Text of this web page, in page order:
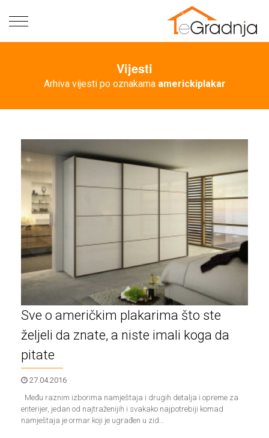
Zakonska
regulativa
Akcije
Artikli
Pojmovnik
O
nama
Uslovi
koristenja
Kontakt
Vijesti
Arhiva vijesti po oznakama americkiplakar
Sve o američkim plakarima što ste
željeli da znate, a niste imali koga da
pitate
27.04.2016
Među raznim izborima namještaja i drugih detalja i opreme za
enterijer, jedan od najtraženijih i svakako najpotrebiji komad
namještaja je ormar koji je ugrađen u zid...